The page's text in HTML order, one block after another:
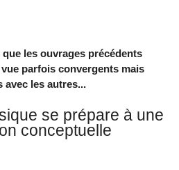
les ouvrages précédents
parfois convergents mais
avec les autres...
se prépare à une
conceptuelle